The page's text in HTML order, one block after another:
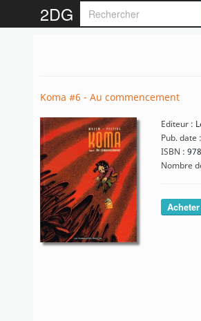
2DG
Koma #6 - Au commencement
Editeur :
Pub. date :
ISBN :
Nombre